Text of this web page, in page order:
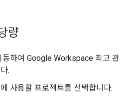
량
동하여 Google Workspace 최고 관
.
사용할 프로젝트를 선택합니다.